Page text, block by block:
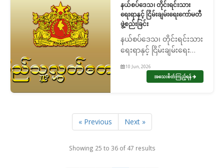
နယ်စပ်ဒေသ၊ တိုင်းရင်းသား
ရေးရာနှင့် ငြိမ်းချမ်းရေးကော်မတီ
ဖွဲ့စည်းခြင်း
နယ်စပ်ဒေသ၊ တိုင်းရင်းသား
ရေးရာနှင့် ငြိမ်းချမ်းရေး
10 Jun, 2026
အသေးစိတ်ကြည့်ရန်
« Previous Next »
Showing 25 to 36of 47 results